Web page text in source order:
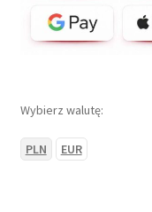
Wybierz walutę:
PLN EUR